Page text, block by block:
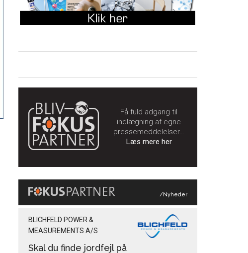
Få fuld adgang til
indlægning af egne
pressemeddelelser…
Læs mere her
/Nyheder
BLICHFELD POWER &
MEASUREMENTS A/S
Skal du finde jordfejl på